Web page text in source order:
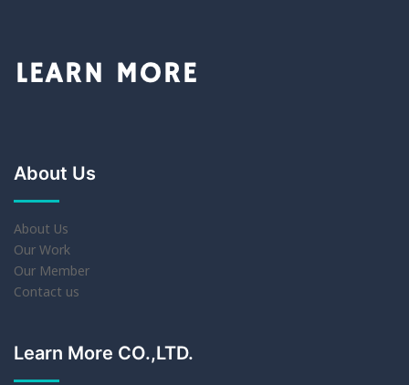
About Us
About Us
Our Work
Our Member
Contact us
Learn More CO.,LTD.